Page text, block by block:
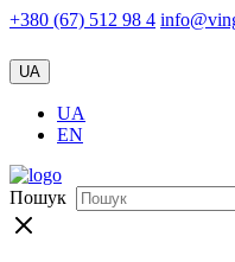
+380 (67) 512 98 4
UA
UA
EN
Пошук